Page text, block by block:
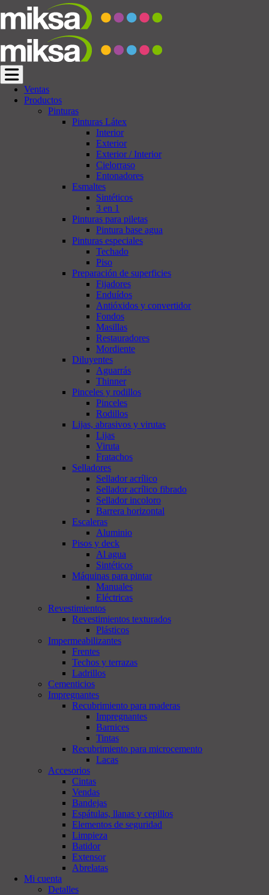
Cambiar navegación
Ventas
Productos
Pinturas
Pinturas Látex
Interior
Exterior
Exterior / Interior
Cielorraso
Entonadores
Esmaltes
Sintéticos
3 en 1
Pinturas para piletas
Pintura base agua
Pinturas especiales
Techado
Piso
Preparación de superficies
Fijadores
Enduídos
Antióxidos y convertidor
Fondos
Masillas
Restauradores
Mordiente
Diluyentes
Aguarrás
Thinner
Pinceles y rodillos
Pinceles
Rodillos
Lijas, abrasivos y virutas
Lijas
Viruta
Fratachos
Selladores
Sellador acrílico
Sellador acrílico fibrado
Sellador incoloro
Barrera horizontal
Escaleras
Aluminio
Pisos y deck
Al agua
Sintéticos
Máquinas para pintar
Manuales
Eléctricas
Revestimientos
Revestimientos texturados
Plásticos
Impermeabilizantes
Frentes
Techos y terrazas
Ladrillos
Cementicios
Impregnantes
Recubrimiento para maderas
Impregnantes
Barnices
Tintas
Recubrimiento para microcemento
Lacas
Accesorios
Cintas
Vendas
Bandejas
Espátulas, llanas y cepillos
Elementos de seguridad
Limpieza
Batidor
Extensor
Abrelatas
Mi cuenta
Detalles